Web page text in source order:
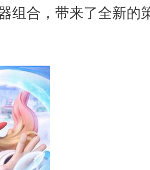
组合，带来了全新的